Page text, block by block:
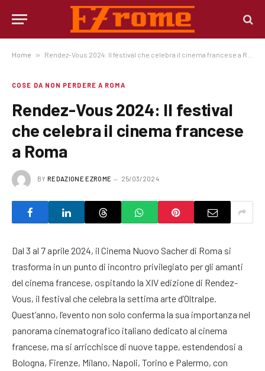
Home » Rendez-Vous 2024: Il festival che celebra il cinema francese a Roma
COSE DA NON PERDERE A ROMA
Rendez-Vous 2024: Il festival
che celebra il cinema francese
a Roma
BY REDAZIONE EZROME 25/03/2024
Dal 3 al 7 aprile 2024, il Cinema Nuovo Sacher di Roma si
trasforma in un punto di incontro privilegiato per gli amanti
del cinema francese, ospitando la XIV edizione di Rendez-
Vous, il festival che celebra la settima arte d’Oltralpe.
Quest’anno, l’evento non solo conferma la sua importanza nel
panorama cinematografico italiano dedicato al cinema
francese, ma si arricchisce di nuove tappe, estendendosi a
Bologna, Firenze, Milano, Napoli, Torino e Palermo, con